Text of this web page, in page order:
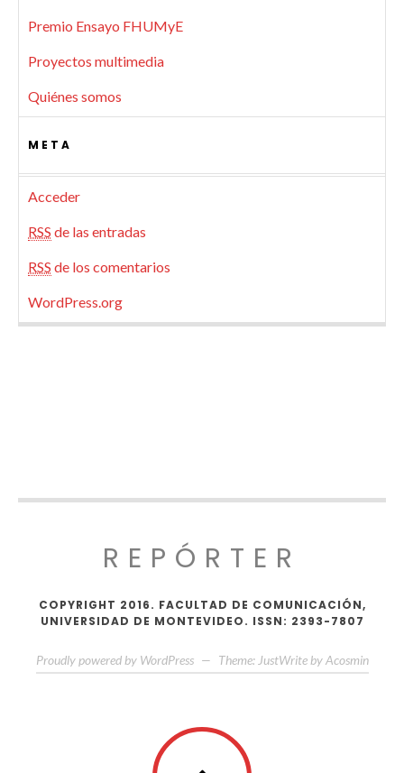
Premio Ensayo FHUMyE
Proyectos multimedia
Quiénes somos
META
Acceder
RSS de las entradas
RSS de los comentarios
WordPress.org
REPÓRTER
COPYRIGHT 2016. FACULTAD DE COMUNICACIÓN,
UNIVERSIDAD DE MONTEVIDEO. ISSN: 2393-7807
Proudly powered by WordPress — Theme: JustWrite by Acosmin